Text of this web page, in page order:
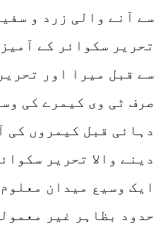
سے آنے والی زرد و
تحریر سکوائر کے
سے قبل میرا اور
صرف ٹی وی کیمرے کی
دہائی قبل کیمروں کی
دینے والا تحریر
ایک وسیع میدان
حدود بظاہر غیر